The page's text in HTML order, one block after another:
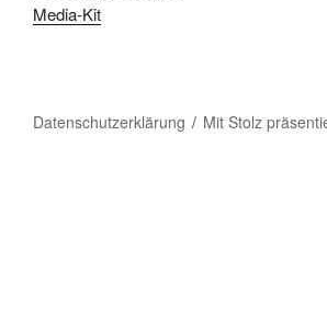
Media-Kit
Datenschutzerklärung Mit Stolz